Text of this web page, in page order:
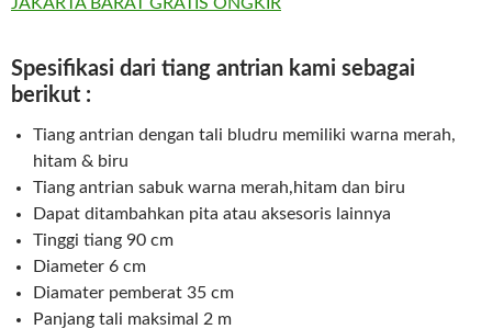
Spesifikasi dari tiang antrian kami sebagai
berikut :
Tiang antrian dengan tali bludru memiliki warna merah,
hitam & biru
Tiang antrian sabuk warna merah,hitam dan biru
Dapat ditambahkan pita atau aksesoris lainnya
Tinggi tiang 90 cm
Diameter 6 cm
Diamater pemberat 35 cm
Panjang tali maksimal 2 m